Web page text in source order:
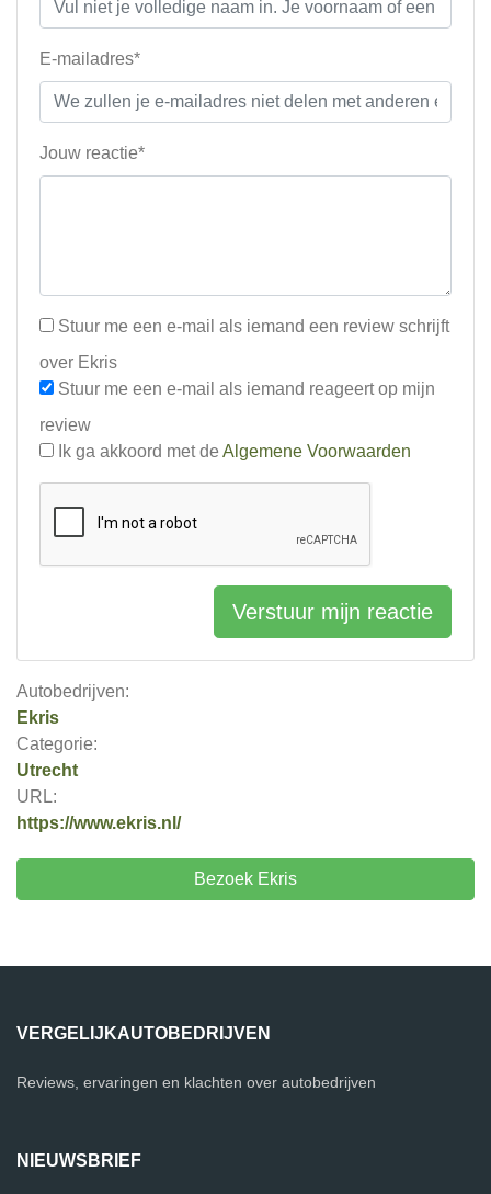
Autobedrijven:
Ekris
Categorie:
Utrecht
URL:
https://www.ekris.nl/
Bezoek Ekris
E-mailadres*
Jouw reactie*
Stuur me een e-mail als iemand een review schrijft
over Ekris
Stuur me een e-mail als iemand reageert op mijn
review
Ik ga akkoord met de Algemene Voorwaarden
Verstuur mijn reactie
VERGELIJKAUTOBEDRIJVEN
Reviews, ervaringen en klachten over autobedrijven
NIEUWSBRIEF